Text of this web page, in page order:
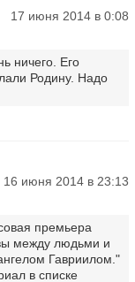
17 июня 2014 в 0:08
ничего. Его
Родину. Надо
16 июня 2014 в 23:13
премьера
между людьми и
Гавриилом."
в списке